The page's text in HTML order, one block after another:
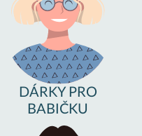
DÁRKY PRO
BABIČKU